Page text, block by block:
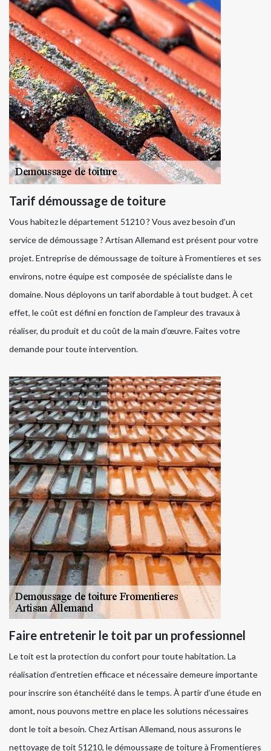
Tarif démoussage de toiture
Vous habitez le département 51210 ? Vous avez besoin d’un
service de démoussage ? Artisan Allemand est présent pour votre
projet. Entreprise de démoussage de toiture à Fromentieres et ses
environs, notre équipe est composée de spécialiste dans le
domaine. Nous déployons un tarif abordable à tout budget. À cet
effet, le coût est défini en fonction de l’ampleur des travaux à
réaliser, du produit et du coût de la main d’œuvre. Faites votre
demande pour toute intervention.
Faire entretenir le toit par un professionnel
Le toit est la protection du confort pour toute habitation. La
réalisation d’entretien efficace et nécessaire demeure importante
pour inscrire son étanchéité dans le temps. À partir d’une étude en
amont, nous pouvons mettre en place les solutions nécessaires
dont le toit a besoin. Chez Artisan Allemand, nous assurons le
nettoyage de toit 51210, le démoussage de toiture à Fromentieres